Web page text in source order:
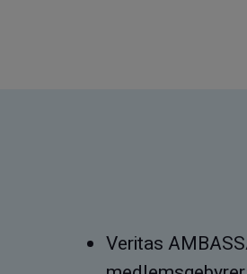
Veritas